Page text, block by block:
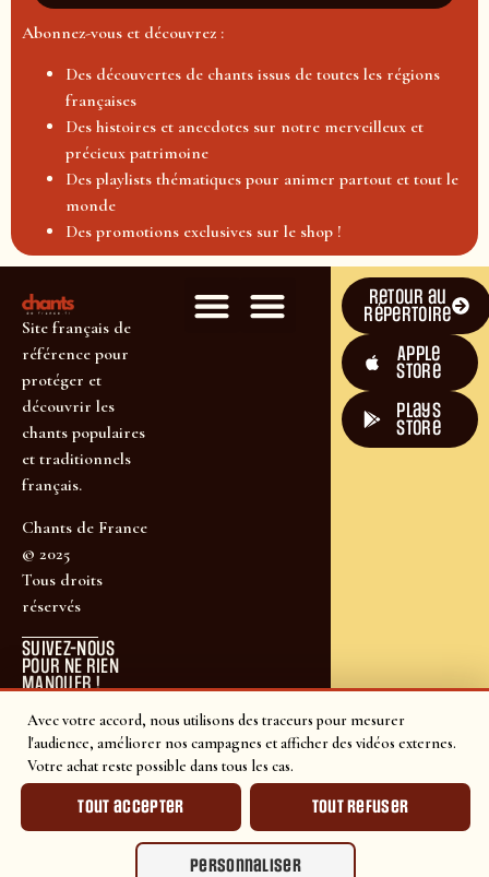
Avec votre accord, nous utilisons des traceurs pour mesurer
l'audience, améliorer nos campagnes et afficher des vidéos externes.
Votre achat reste possible dans tous les cas.
Tout accepter Tout refuser
Personnaliser
Abonnez-vous et découvrez :
Des découvertes de chants issus de toutes les régions
françaises
Des histoires et anecdotes sur notre merveilleux et
précieux patrimoine
Des playlists thématiques pour animer partout et tout le
monde
Des promotions exclusives sur le shop !
Site français de
référence pour
protéger et
découvrir les
chants populaires
et traditionnels
français.
Chants de France
© 2025
Tous droits
réservés
SUIVEZ-NOUS
POUR NE RIEN
MANQUER !
Retour au
répertoire
Apple
Store
plays
store